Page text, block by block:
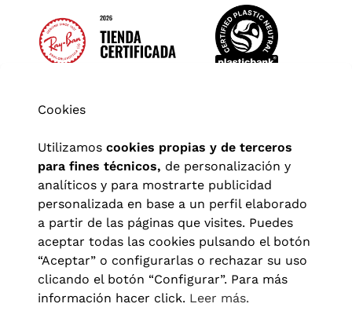
Aviso legal| Política de privacidad Términos y condiciones
Política de cookies|Configuración de cookies
Cookies
Utilizamos cookies propias y de terceros
para fines técnicos, de personalización y
analíticos y para mostrarte publicidad
personalizada en base a un perfil elaborado
a partir de las páginas que visites. Puedes
aceptar todas las cookies pulsando el botón
“Aceptar” o configurarlas o rechazar su uso
clicando el botón “Configurar”. Para más
información hacer click. Leer más.